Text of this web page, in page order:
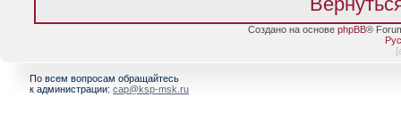
Создано на основе phpBB®
[
По всем вопросам обращайтесь
к администрации: cap@ksp-msk.ru